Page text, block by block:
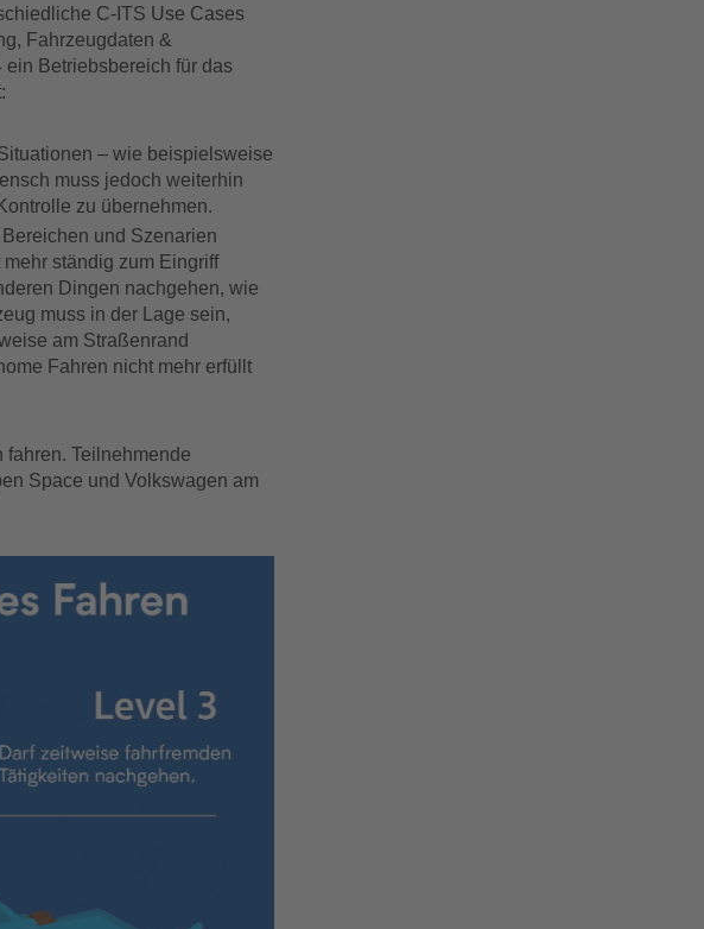
C-ITS Use Cases
Fahrzeugdaten &
Betriebsbereich für das
– wie beispielsweise
muss jedoch weiterhin
zu übernehmen.
und Szenarien
ständig zum Eingriff
Dingen nachgehen, wie
muss in der Lage sein,
am Straßenrand
Fahren nicht mehr erfüllt
Teilnehmende
Space und Volkswagen am